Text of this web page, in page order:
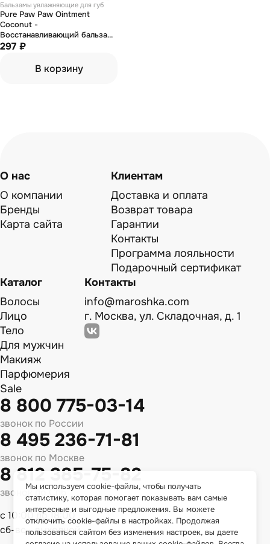
Бальзамы увлажняющие для губ
Pure Paw Paw Ointment
Coconut -
Восстанавливающий бальзам
с ароматом "Кокос" 15 г
297 ₽
В корзину
О нас
О компании
Бренды
Карта сайта
Клиентам
Доставка и оплата
Возврат товара
Гарантии
Контакты
Программа лояльности
Подарочный сертификат
Каталог
Волосы
Лицо
Тело
Для мужчин
Макияж
Парфюмерия
Sale
Контакты
info@maroshka.com
г. Москва, ул. Складочная, д. 1
8 800 775-03-14
звонок по России
8 495 236-71-81
звонок по Москве
8 812 385-75-82
звонок по Спб
с 10:00 до 18:00
сб-вс - выходной
Мы используем cookie-файлы, чтобы получать
статистику, которая помогает показывать вам самые
интересные и выгодные предложения. Вы можете
отключить cookie-файлы в настройках. Продолжая
пользоваться сайтом без изменения настроек, вы даете